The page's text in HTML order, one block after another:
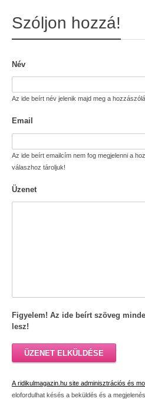
Szóljon hozzá!
Név
Az ide beírt név jelenik majd meg a
Email
Az ide beírt emailcím nem fog megjelenni a
válaszhoz tároljuk!
Üzenet
Figyelem! Az ide beírt szöveg
lesz!
ÜZENET ELKÜLDÉSE
A ridikulmagazin.hu site adminisztrációs és
elofordulhat késés a beküldés és a